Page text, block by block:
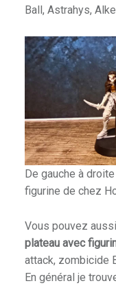
Ball, Astrahys,
De gauche à
figurine de chez
Vous pouvez
plateau avec
attack, zombicide
En général je